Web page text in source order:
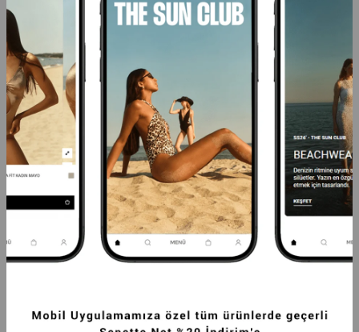
YÜKSEK BEL FLETO CEP DETAYLI VEGAN
DERI ETEK KAHVERENGI
1.249,99TL
SEPETTE %20 İNDİRİM
DIK YAKA FERMUARLI ŞIŞME MONT
SIYAH
3.124,99TL 2.499,99TL
-20%
SEPETTE %20 İNDİRİM